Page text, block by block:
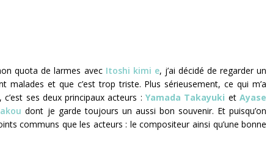
quota de larmes avec Itoshi kimi e, j’ai décidé de regarder un
malades et que c’est trop triste. Plus sérieusement, ce qui m’a
ses deux principaux acteurs :Yamada Takayuki etAyase
dont je garde toujours un aussi bon souvenir. Et puisqu’on
communs que les acteurs : le compositeur ainsi qu’une bonne